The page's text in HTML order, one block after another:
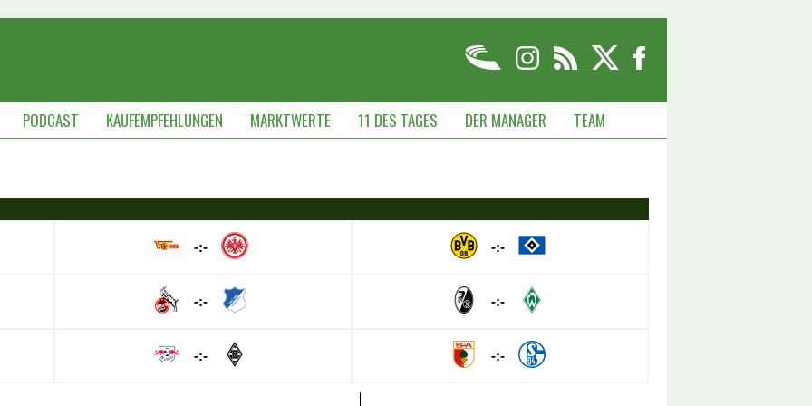
PODCAST KAUFEMPFEHLUNGEN MARKTWERTE 11 DES TAGES DER MANAGER TEAM
-:-
-:-
-:-
-:-
-:-
-:-